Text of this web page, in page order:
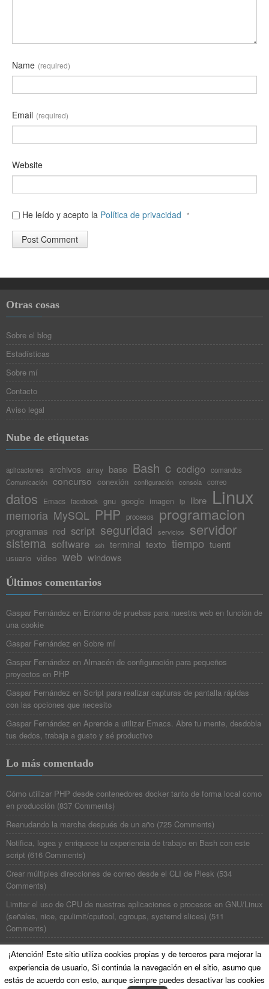
Name (required)
Email (required)
Website
He leído y acepto la Política de privacidad *
Otras cosas
Sobre el blog
Estadísticas
Sobre mí
Contacto
Aviso legal
Nube de etiquetas
aplicaciones archivos array base Bash c codigo
comandos
Comunicación concurso conexión configuración consola correo
datos Emacs facebook gnu google imagen ip libre Linux
memoria MySQL PHP procesos programacion
programas red script seguridad servicios servidor
sistema software ssh terminal texto tiempo tuenti
usuario video web windows
Últimos comentarios
Gaspar Fernández en Entorno de pruebas para nuestra web en función de
una cookie
Gaspar Fernández en Sobre mí
Gaspar Fernández en Almacén de configuración para pequeños
proyectos en PHP
Gaspar Fernández en Script para realizar capturas de pantalla rápidas
con las opciones que necesito
Gaspar Fernández en Aprende a utilizar Emacs. Abre tu mente, desdobla
tus dedos, trabaja a gusto y sé productivo
Lo más comentado
Cómo utilizar PHP desde contenedores docker tanto de forma local como
en producción (837 Comments)
Reanudando la marcha después de un año (725 Comments)
Notifica, logea y enriquece tu experiencia de trabajo en Bash con este
script (616 Comments)
Crear múltiples direcciones de correo desde el CLI de Plesk (534
Comments)
Limitar el uso de CPU de nuestras aplicaciones o procesos en GNU/Linux
(señales, nice, cpulimit/cputool, cgroups, systemd slices) (511
Comments)
©Poesía BinariaAll Rights Reserved. Theme zAlive byzenoven.
¡Atención! Este sitio utiliza cookies propias y de terceros para mejorar la
experiencia de usuario, Si continúa la navegación en el sitio, asumo que
estás de acuerdo con esto, aunque siempre puedes desactivar las cookies